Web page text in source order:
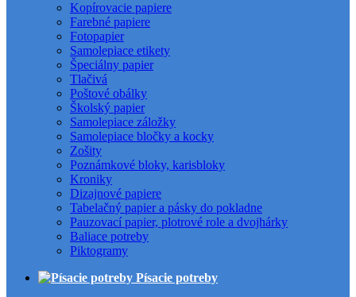
Kopírovacie papiere
Farebné papiere
Fotopapier
Samolepiace etikety
Špeciálny papier
Tlačivá
Poštové obálky
Školský papier
Samolepiace záložky
Samolepiace bločky a kocky
Zošity
Poznámkové bloky, karisbloky
Kroniky
Dizajnové papiere
Tabelačný papier a pásky do pokladne
Pauzovací papier, plotrové role a dvojhárky
Baliace potreby
Piktogramy
Písacie potreby